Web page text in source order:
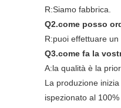
R:Siamo fabbrica.
Q2.come posso
R:puoi effettuare
Q3.come fa la
A:la qualità è la
La produzione
ispezionato al